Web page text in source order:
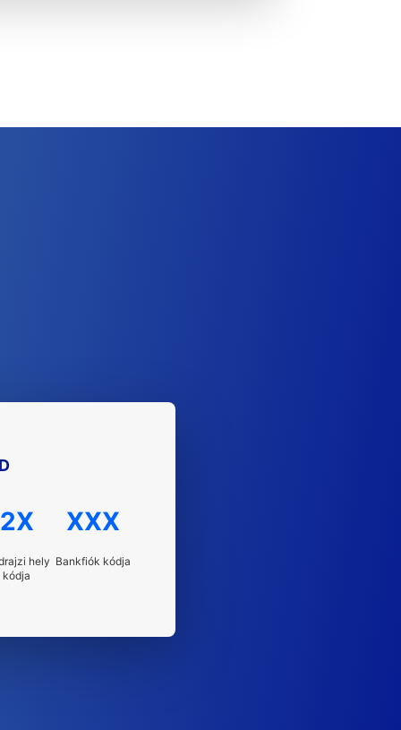
2X
hely
kódja
XXX
Bankfiók kódja